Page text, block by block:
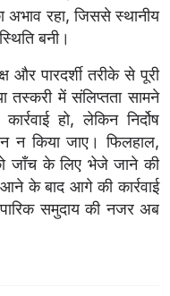
अभाव रहा, जिससे स्थानीय
बनी।
और पारदर्शी तरीके से पूरी
तस्करी में संलिप्तता सामने
हो, लेकिन निर्दोष
न किया जाए। फिलहाल,
जाँच के लिए भेजे जाने की
के बाद आगे की कार्रवाई
समुदाय की नजर अब